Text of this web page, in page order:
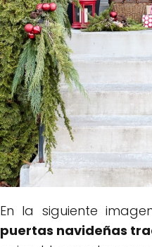
En la siguiente
puertas navideñas